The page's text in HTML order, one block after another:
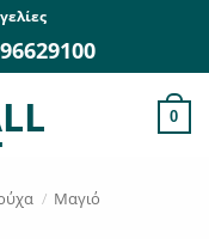
0
/ Μαγιό